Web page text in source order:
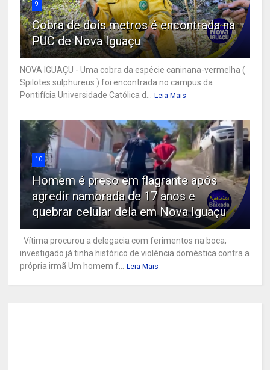
9
Cobra de dois metros é encontrada na
PUC de Nova Iguaçu
NOVA IGUAÇU - Uma cobra da espécie caninana-vermelha (
Spilotes sulphureus ) foi encontrada no campus da
Pontifícia Universidade Católica d... Leia Mais
10
Homem é preso em flagrante após
agredir namorada de 17 anos e
quebrar celular dela em Nova Iguaçu
Vítima procurou a delegacia com ferimentos na boca;
investigado já tinha histórico de violência doméstica contra a
própria irmã Um homem f... Leia Mais